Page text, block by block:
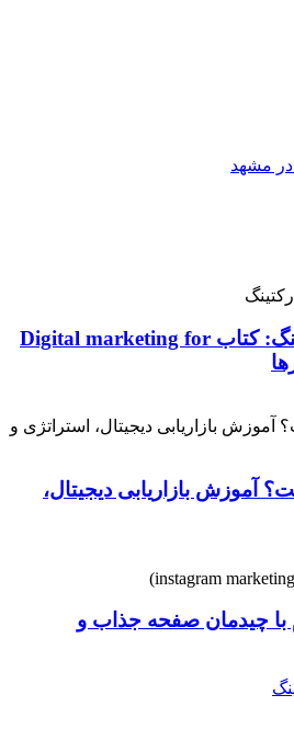
در مشهد
آموزش دیجیتال مارکتینگ: کتاب Digital marketing for
آموزش بازاریابی دیجیتال،
با چیدمان صفحه جذاب و